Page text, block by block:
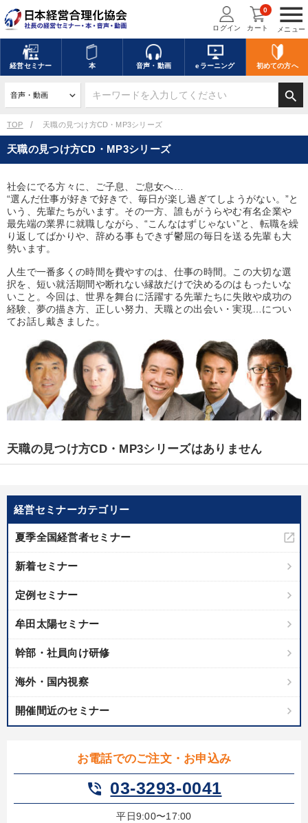
menu
メニュー
ログイン カート
0
経営セミナー 本 音声・動画 eラーニング 初めての方へ
search
キーワードを入力して探す
デジタル版対応のみ検索結果に表示する
search
mic 講演収録物を探す refresh 更新する
全国経営者セミナー講演収録物（全1315タイトル）からお探しいただけ
ます
カテゴリー
優秀各社の智恵と戦略 事業家のロマンと経営
若手異才経営者の発想 専門家のアドバイス
リーダーの器量を学ぶ
テーマ
【1月】音声・映像 売上直結の営業力や販売力を獲得する
オーナー社長の「現場力の経営」＋現場の「儲ける力」をさらに
高める教材２選
歴史・古典に学ぶ実務講話
業種
製造業 卸売・小売・飲食業 建設・不動産業
IT・サービス・金融業 コンサルタント 専門家
キーワード
健康・ウェルビーイング 女性経営者 モノづくり
多角化・新規事業 マーケティング
※「更新」を押すと「テーマ」「キーワード」を更新いただけます。
TOP 天職の見つけ方CD・MP3シリーズ
経営セミナーカテゴリー
夏季全国経営者セミナー
新着セミナー
定例セミナー
牟田太陽セミナー
幹部・社員向け研修
海外・国内視察
開催間近のセミナー
お電話でのご注文・お申込み
phone_in_talk 03-3293-0041
平日9:00〜17:00
天職の見つけ方CD・MP3シリーズ
社会にでる方々に、ご子息、ご息女へ…
“選んだ仕事が好きで好きで、毎日が楽し過ぎてしようがない。”と
いう、先輩たちがいます。その一方、誰もがうらやむ有名企業や
最先端の業界に就職しながら、“こんなはずじゃない”と、転職を繰
り返してばかりや、辞める事もできず鬱屈の毎日を送る先輩も大
勢います。
人生で一番多くの時間を費やすのは、仕事の時間。この大切な選
択を、短い就活期間や断れない縁故だけで決めるのはもったいな
いこと。今回は、世界を舞台に活躍する先輩たちに失敗や成功の
経験、夢の描き方、正しい努力、天職との出会い・実現…につい
てお話し戴きました。
天職の見つけ方CD・MP3シリーズはありません